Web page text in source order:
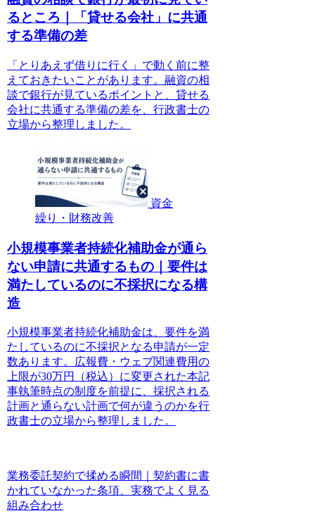
るところ｜「貸せる会社」に共通
する準備の差
「とりあえず借りに行く」で動く前に整
えておきたいことがあります。融資の相
談で銀行が見ているポイントと、貸せる
会社に共通する準備の差を、行政書士の
立場から整理しました。
資金
繰り・財務改善
小規模事業者持続化補助金が通ら
ない申請に共通するもの｜要件は
満たしているのに不採択になる構
造
小規模事業者持続化補助金は、要件を満
たしているのに不採択となる申請が一定
数あります。広報費・ウェブ関連費用の
上限が30万円（税込）に変更された本記
事執筆時点の制度を前提に、採択される
計画と通らない計画で何が違うのかを行
政書士の立場から整理しました。
業務委託契約で揉める瞬間｜契約書に書
かれていなかった条項、実務でよく見る
組み合わせ